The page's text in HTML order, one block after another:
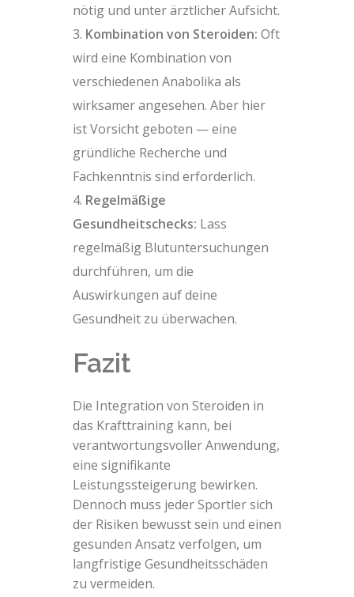
nötig und unter ärztlicher Aufsicht.
Kombination von Steroiden: Oft
wird eine Kombination von
verschiedenen Anabolika als
wirksamer angesehen. Aber hier
ist Vorsicht geboten — eine
gründliche Recherche und
Fachkenntnis sind erforderlich.
Regelmäßige
Gesundheitschecks: Lass
regelmäßig Blutuntersuchungen
durchführen, um die
Auswirkungen auf deine
Gesundheit zu überwachen.
Fazit
Die Integration von Steroiden in
das Krafttraining kann, bei
verantwortungsvoller Anwendung,
eine signifikante
Leistungssteigerung bewirken.
Dennoch muss jeder Sportler sich
der Risiken bewusst sein und einen
gesunden Ansatz verfolgen, um
langfristige Gesundheitsschäden
zu vermeiden.